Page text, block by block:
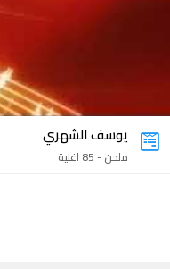
يوسف الشهري
ملحن - 85 اغنية